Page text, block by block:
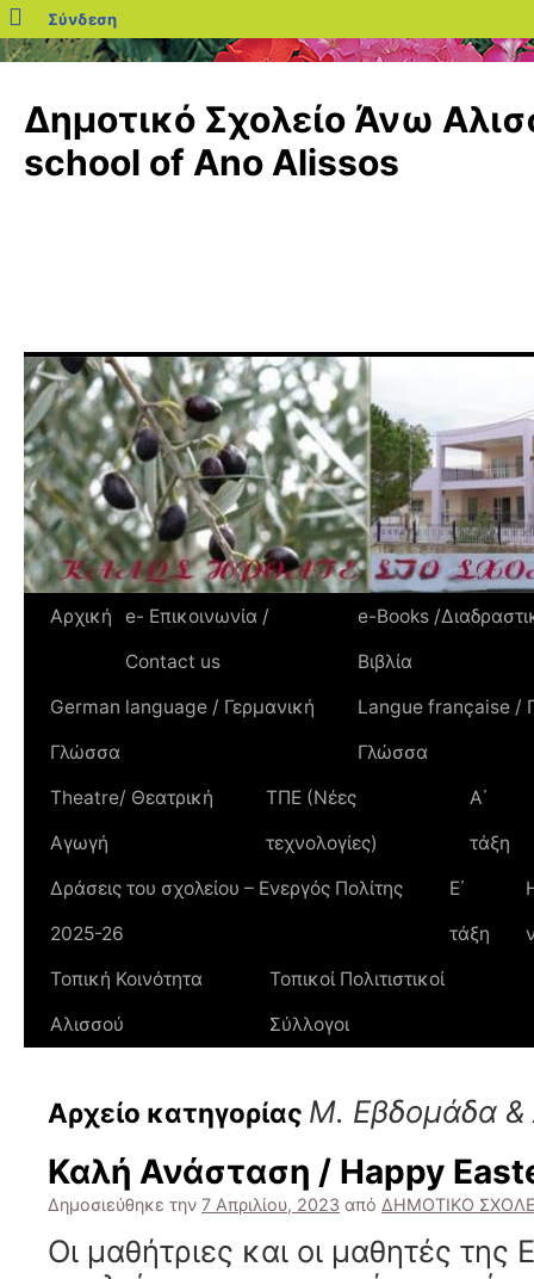
blogs.sch.gr
Σύνδεση
περιεχόμενο
Δημοτικό Σχολείο Άνω
school of Ano Alissos
Αρχική
e- Επικοινωνία /
Contact us
e-Books /
Βιβλία
German language / Γερμανική
Γλώσσα
Langue française /
Γλώσσα
Theatre/ Θεατρική
Αγωγή
TΠΕ (Νέες
τεχνολογίες)
Α΄
τάξη
Δράσεις του σχολείου – Ενεργός Πολίτης
2025-26
Ε΄
τάξη
Τοπική Κοινότητα
Αλισσού
Τοπικοί Πολιτιστικοί
Σύλλογοι
Αρχείο κατηγορίας Μ. Εβδομάδα &
Καλή Ανάσταση / Happy
Δημοσιεύθηκε την 7 Απριλίου, 2023 από ΔΗΜΟΤΙΚΟ
Οι μαθήτριες και οι μαθητές της